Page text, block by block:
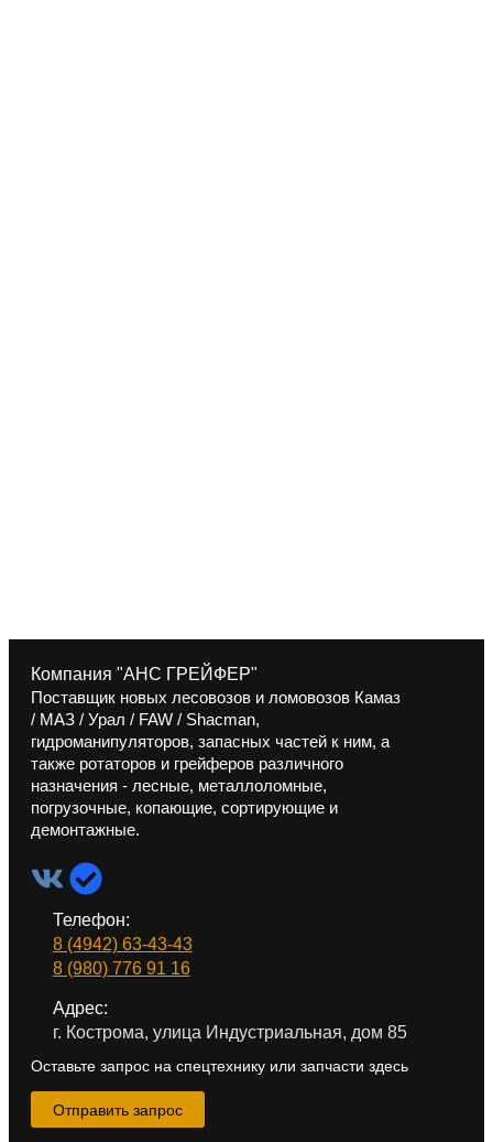
Компания "АНС ГРЕЙФЕР"
Поставщик новых лесовозов и ломовозов Камаз
/ МАЗ / Урал / FAW / Shacman,
гидроманипуляторов, запасных частей к ним, а
также ротаторов и грейферов различного
назначения - лесные, металлоломные,
погрузочные, копающие, сортирующие и
демонтажные.
Телефон:
8 (4942) 63-43-43
8 (980) 776 91 16
Адрес:
г. Кострома, улица Индустриальная, дом 85
Оставьте запрос на спецтехнику или запчасти здесь
Отправить запрос